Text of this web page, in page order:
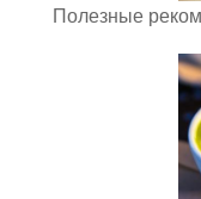
Полезные